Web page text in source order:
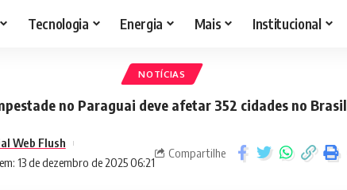
Tecnologia Energia Mais Institucional
NOTÍCIAS
no Paraguai deve afetar 352 cidades no Brasil
13 de dezembro de 2025 06:21
Web Flush
Compartilhe